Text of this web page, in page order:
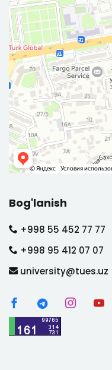
Bog'lanish
+998 55 452 77 77
+998 95 412 07 07
university@tues.uz